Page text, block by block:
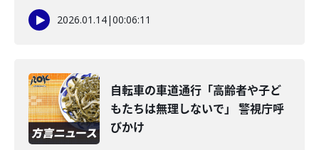
2026.01.14|00:06:11
自転車の車道通行「高齢者や子ど
もたちは無理しないで」 警視庁呼
びかけ